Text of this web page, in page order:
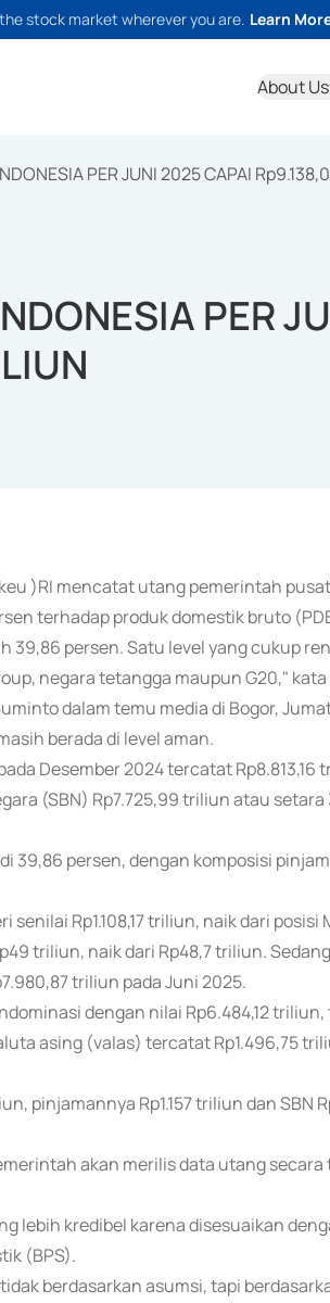
stock market wherever you are. Learn
About Us
PER JUNI 2025 CAPAI
PER
)RI mencatat utang pemerintah
terhadap produk domestik bruto
39,86 persen. Satu level yang cukup
negara tetangga maupun G20,"
dalam temu media di Bogor,
berada di level aman.
Desember 2024 tercatat Rp8.813,16
(SBN) Rp7.725,99 triliun atau
persen, dengan komposisi
Rp1.108,17 triliun, naik dari posisi
triliun, naik dari Rp48,7 triliun.
triliun pada Juni 2025.
dengan nilai Rp6.484,12
asing (valas) tercatat Rp1.496,75
pinjamannya Rp1.157 triliun dan SBN
akan merilis data utang
lebih kredibel karena disesuaikan
(BPS).
berdasarkan asumsi, tapi